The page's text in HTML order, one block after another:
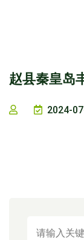
赵县秦皇岛
2024-